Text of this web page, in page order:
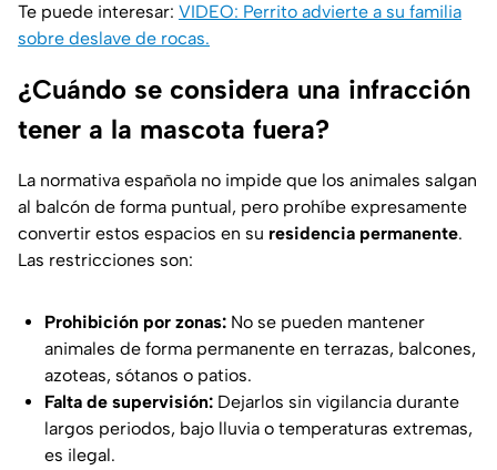
Te puede interesar: VIDEO: Perrito advierte a su familia
sobre deslave de rocas.
¿Cuándo se considera una infracción
tener a la mascota fuera?
La normativa española no impide que los animales salgan
al balcón de forma puntual, pero prohíbe expresamente
convertir estos espacios en su residencia permanente.
Las restricciones son:
Prohibición por zonas: No se pueden mantener
animales de forma permanente en terrazas, balcones,
azoteas, sótanos o patios.
Falta de supervisión: Dejarlos sin vigilancia durante
largos periodos, bajo lluvia o temperaturas extremas,
es ilegal.